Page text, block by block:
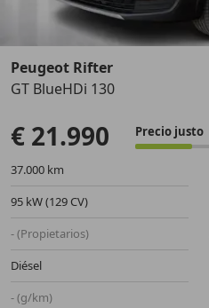
Anterior
Peugeot Rifter
GT BlueHDi 130
€ 21.990 Precio justo
37.000 km
95 kW (129 CV)
- (Propietarios)
Diésel
- (g/km)